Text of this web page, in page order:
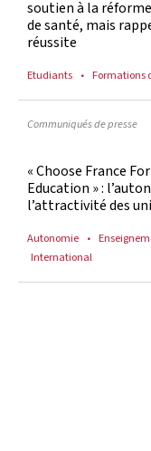
soutien à la
de santé, mais
réussite
Etudiants Formations
Communiqués de presse
« Choose France
Education » :
l’attractivité des
Autonomie
International